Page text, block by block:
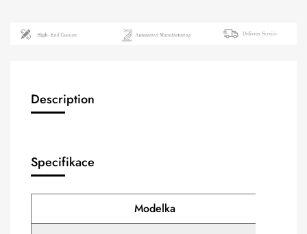
Description
Specifikace
Modelka